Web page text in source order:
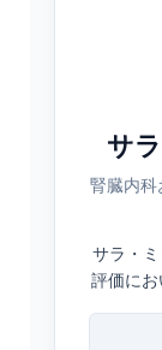
サ
腎臓内科
サラ・
評価に
士号を